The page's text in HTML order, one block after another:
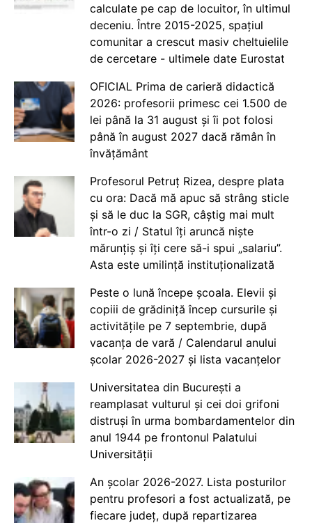
calculate pe cap de locuitor, în ultimul
deceniu. Între 2015-2025, spațiul
comunitar a crescut masiv cheltuielile
de cercetare - ultimele date Eurostat
OFICIAL Prima de carieră didactică
2026: profesorii primesc cei 1.500 de
lei până la 31 august și îi pot folosi
până în august 2027 dacă rămân în
învățământ
Profesorul Petruț Rizea, despre plata
cu ora: Dacă mă apuc să strâng sticle
și să le duc la SGR, câștig mai mult
într-o zi / Statul îți aruncă niște
mărunțiș și îți cere să-i spui „salariu”.
Asta este umilință instituționalizată
Peste o lună începe școala. Elevii și
copiii de grădiniță încep cursurile și
activitățile pe 7 septembrie, după
vacanța de vară / Calendarul anului
școlar 2026-2027 și lista vacanțelor
Universitatea din București a
reamplasat vulturul și cei doi grifoni
distruși în urma bombardamentelor din
anul 1944 pe frontonul Palatului
Universității
An școlar 2026-2027. Lista posturilor
pentru profesori a fost actualizată, pe
fiecare județ, după repartizarea